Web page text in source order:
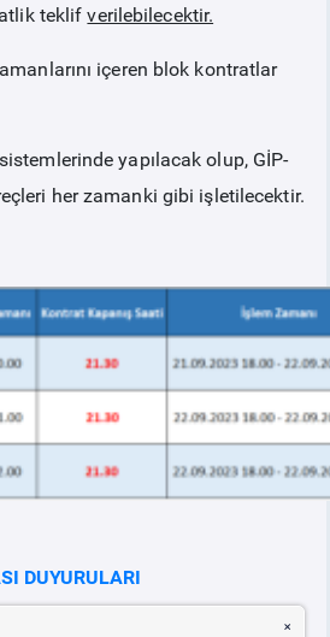
teklifverilebilecektir.
içeren blok kontratlar
yapılacak olup, GİP-
her zamanki gibi işletilecektir.
DUYURULARI